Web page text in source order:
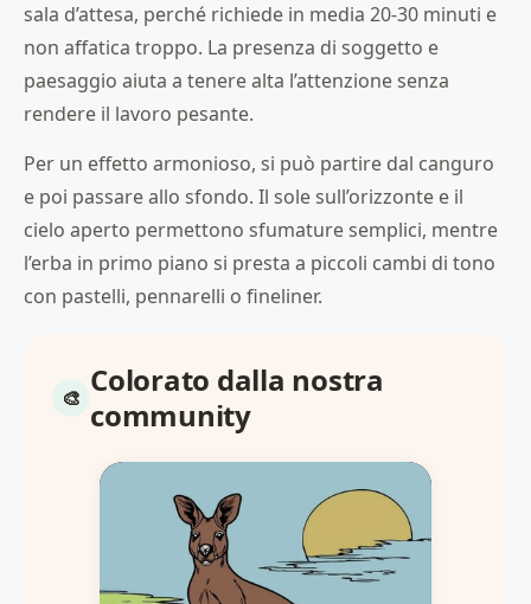
sala d’attesa, perché richiede in media 20-30 minuti e
non affatica troppo. La presenza di soggetto e
paesaggio aiuta a tenere alta l’attenzione senza
rendere il lavoro pesante.
Per un effetto armonioso, si può partire dal canguro
e poi passare allo sfondo. Il sole sull’orizzonte e il
cielo aperto permettono sfumature semplici, mentre
l’erba in primo piano si presta a piccoli cambi di tono
con pastelli, pennarelli o fineliner.
Colorato dalla nostra
community